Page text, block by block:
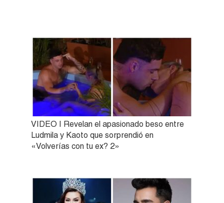
VIDEO | Revelan el apasionado beso entre
Ludmila y Kaoto que sorprendió en
«Volverías con tu ex? 2»